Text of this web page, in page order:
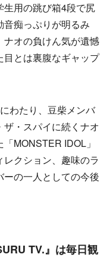
生用の跳び箱4段で尻
痴っぷりが明るみ
オの負けん気が遺憾
とは裏腹なギャップ
わたり、豆柴メンバ
・スパイに続くナオ
MONSTER IDOL」
クション、趣味のラ
の一人としての今後
TV.』は毎日観